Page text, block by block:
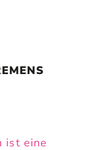
ist eine